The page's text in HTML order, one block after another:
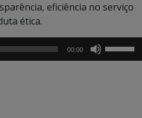
eficiência no serviço
ética.
00:00